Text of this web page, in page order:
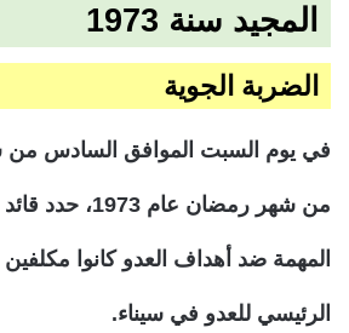
المجيد سنة 1973
الضربة الجوية
في يوم السبت الموافق السادس من
من شهر رمضان عام
المهمة ضد أهداف العدو كانوا
الرئيسي للعدو في سيناء.